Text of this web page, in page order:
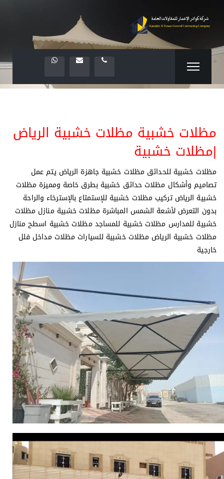
مظلات خشبية مظلات خشبية الرياض
|مظلات خشبية
مظلات خشبية للحدائق مظلات خشبية جاهزة الرياض يتم عمل
تصاميم وأشكال مظلات حدائق خشبية بطرق خاصة ومميزة مظلات
خشبية الرياض تركيب مظلات خشبية للإستمتاع بالإسترخاء والراحة
بدون التعرض لأشعة الشمس المباشرة مظلات خشبية منازل مظلات
خشبية للمدارس مظلات خشبية للمساجد مظلات خشبية اسطح منازل
مظلات خشبية الرياض مظلات خشبية للسيارات مظلات مداخل فلل
خارجية